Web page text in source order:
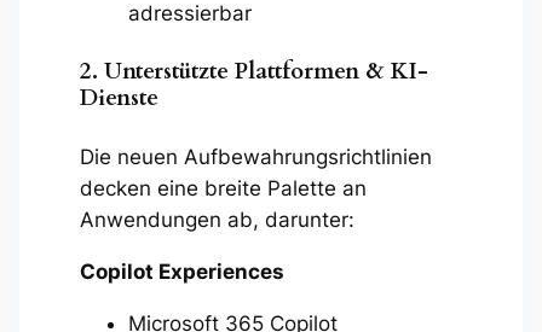
adressierbar
2. Unterstützte Plattformen & KI-
Dienste
Die neuen Aufbewahrungsrichtlinien
decken eine breite Palette an
Anwendungen ab, darunter:
Copilot Experiences
Microsoft 365 Copilot